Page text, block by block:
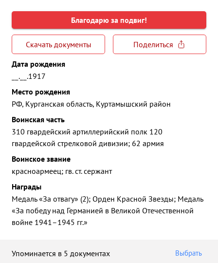
Благодарю за подвиг!
Скачать документы
Поделиться
Дата рождения
__.__.1917
Место рождения
РФ, Курганская область, Куртамышский район
Воинская часть
310 гвардейский артиллерийский полк 120
гвардейской стрелковой дивизии; 62 армия
Воинское звание
красноармеец; гв. ст. сержант
Награды
Медаль «За отвагу» (2); Орден Красной Звезды; Медаль
«За победу над Германией в Великой Отечественной
войне 1941–1945 гг.»
Упоминается в 5 документах Выбрать